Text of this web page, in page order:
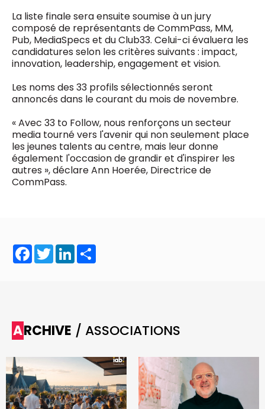
La liste finale sera ensuite soumise à un jury
composé de représentants de CommPass, MM,
Pub, MediaSpecs et du Club33. Celui-ci évaluera les
candidatures selon les critères suivants : impact,
innovation, leadership, engagement et vision.
Les noms des 33 profils sélectionnés seront
annoncés dans le courant du mois de novembre.
« Avec 33 to Follow, nous renforçons un secteur
media tourné vers l'avenir qui non seulement place
les jeunes talents au centre, mais leur donne
également l'occasion de grandir et d'inspirer les
autres », déclare Ann Hoerée, Directrice de
CommPass.
Facebook
TwitterLinkedIn
ARCHIVE / ASSOCIATIONS